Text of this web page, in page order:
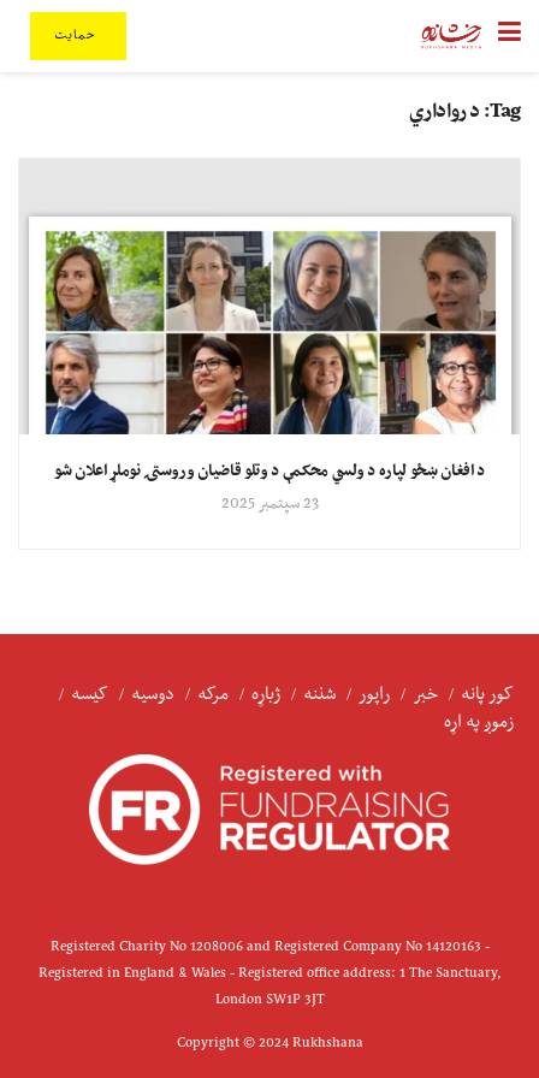
حمایت
Tag: د رواداري
د افغان ښځو لپاره د ولسي محکمې د وتلو قاضیان وروستۍ نوملړ اعلان شو
23 سپتمبر 2025
کور پانه خبر راپور شننه ژباړه مرکه دوسیه
کیسه
زموږ په اړه
Registered Charity No 1208006 and Registered Company No 14120163 -
Registered in England & Wales - Registered office address: 1 The Sanctuary,
London SW1P 3JT
Copyright © 2024 Rukhshana